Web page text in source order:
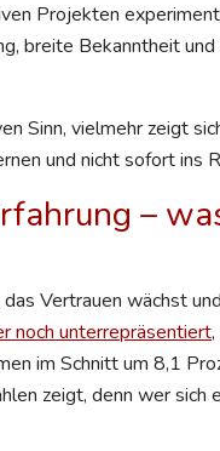
Projekten
breite Bekanntheit
Sinn, vielmehr zeigt
und nicht sofort ins
–
Vertrauen wächst
noch unterrepräsentiert
im Schnitt um 8,1
zeigt, denn wer